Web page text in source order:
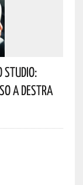
Studio:
A Destra